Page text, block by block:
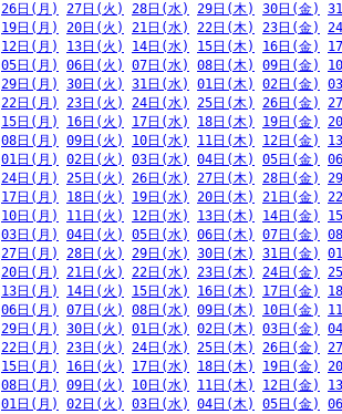
26日(月) 27日(火) 28日(水) 29日(木) 30日(金)
19日(月) 20日(火) 21日(水) 22日(木) 23日(金)
12日(月) 13日(火) 14日(水) 15日(木) 16日(金)
05日(月) 06日(火) 07日(水) 08日(木) 09日(金)
29日(月) 30日(火) 31日(水) 01日(木) 02日(金)
22日(月) 23日(火) 24日(水) 25日(木) 26日(金)
15日(月) 16日(火) 17日(水) 18日(木) 19日(金)
08日(月) 09日(火) 10日(水) 11日(木) 12日(金)
01日(月) 02日(火) 03日(水) 04日(木) 05日(金)
24日(月) 25日(火) 26日(水) 27日(木) 28日(金)
17日(月) 18日(火) 19日(水) 20日(木) 21日(金)
10日(月) 11日(火) 12日(水) 13日(木) 14日(金)
03日(月) 04日(火) 05日(水) 06日(木) 07日(金)
27日(月) 28日(火) 29日(水) 30日(木) 31日(金)
20日(月) 21日(火) 22日(水) 23日(木) 24日(金)
13日(月) 14日(火) 15日(水) 16日(木) 17日(金)
06日(月) 07日(火) 08日(水) 09日(木) 10日(金)
29日(月) 30日(火) 01日(水) 02日(木) 03日(金)
22日(月) 23日(火) 24日(水) 25日(木) 26日(金)
15日(月) 16日(火) 17日(水) 18日(木) 19日(金)
08日(月) 09日(火) 10日(水) 11日(木) 12日(金)
01日(月) 02日(火) 03日(水) 04日(木) 05日(金)